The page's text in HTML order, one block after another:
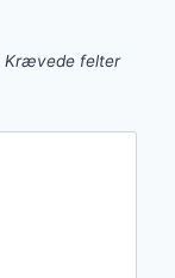
Krævede felter